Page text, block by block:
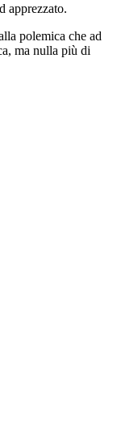
apprezzato.
polemica che ad
ma nulla più di